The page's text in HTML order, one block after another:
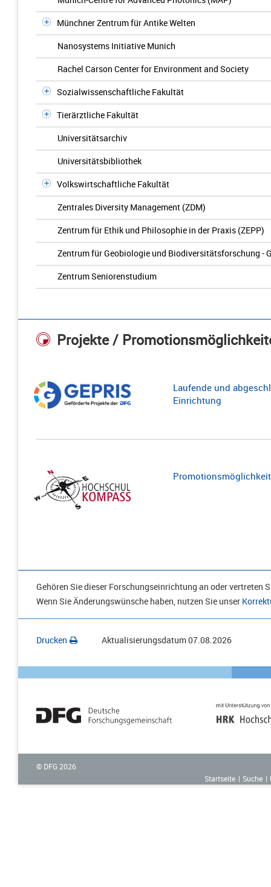
Münchner Zentrum für Antike Welten
Nanosystems Initiative Munich
Rachel Carson Center for Environment and Society
Sozialwissenschaftliche Fakultät
Tierärztliche Fakultät
Universitätsarchiv
Universitätsbibliothek
Volkswirtschaftliche Fakultät
Zentrales Diversity Management (ZDM)
Zentrum für Ethik und Philosophie in der Praxis (ZEPP)
Zentrum für Geobiologie und Biodiversitätsforschung -
Zentrum Seniorenstudium
Projekte /
Laufende und
Einrichtung
Gehören Sie dieser Forschungseinrichtung an oder vertreten
Wenn Sie Änderungswünsche haben, nutzen Sie unser
Drucken Aktualisierungsdatum07.08.2026
© DFG 2026
Startseite
Suche